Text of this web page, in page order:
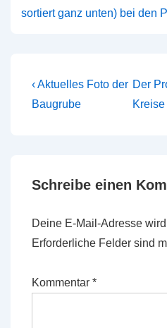
sortiert ganz unten) bei den
Vorheriger
Beitrag
‹ Aktuelles Foto der
Baugrube
Beitrag
Der
Kreise
Schreibe einen
Deine E-Mail-Adresse
Erforderliche Felder sind
Kommentar *